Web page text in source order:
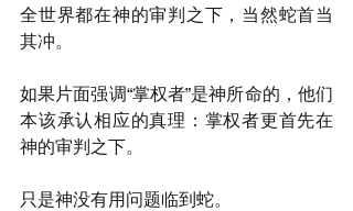
全世界都在神的审判之下，当然蛇首当
其冲。
如果片面强调“掌权者”是神所命的，他们
本该承认相应的真理：掌权者更首先在
神的审判之下。
只是神没有用问题临到蛇。